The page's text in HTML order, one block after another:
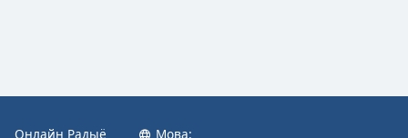
Онлайн Радыё
Мова: